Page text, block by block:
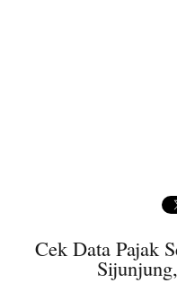
Cek Data Pajak